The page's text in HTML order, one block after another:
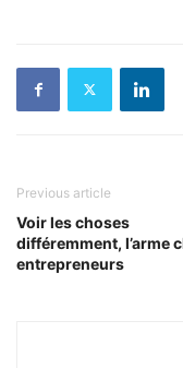
Previous article
Voir les choses
différemment, l’arme
entrepreneurs